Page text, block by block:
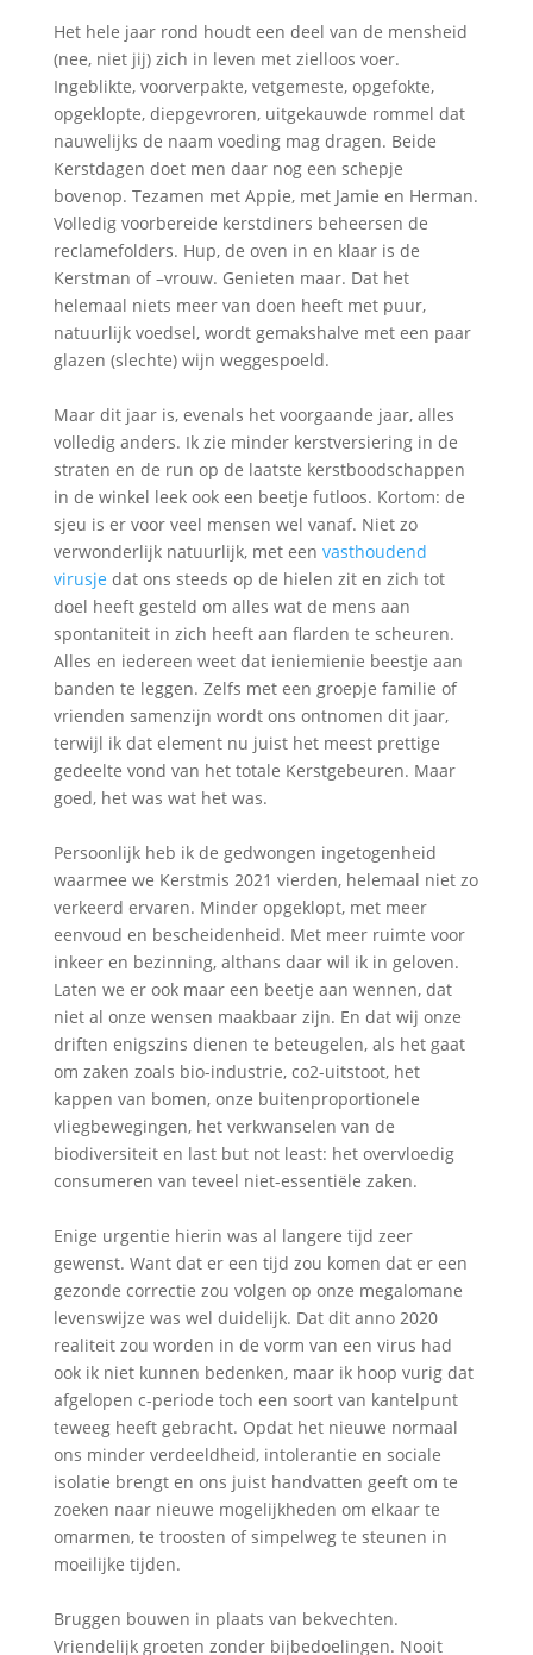
Het hele jaar rond houdt een deel van de mensheid
(nee, niet jij) zich in leven met zielloos voer.
Ingeblikte, voorverpakte, vetgemeste, opgefokte,
opgeklopte, diepgevroren, uitgekauwde rommel dat
nauwelijks de naam voeding mag dragen. Beide
Kerstdagen doet men daar nog een schepje
bovenop. Tezamen met Appie, met Jamie en Herman.
Volledig voorbereide kerstdiners beheersen de
reclamefolders. Hup, de oven in en klaar is de
Kerstman of –vrouw. Genieten maar. Dat het
helemaal niets meer van doen heeft met puur,
natuurlijk voedsel, wordt gemakshalve met een paar
glazen (slechte) wijn weggespoeld.
Maar dit jaar is, evenals het voorgaande jaar, alles
volledig anders. Ik zie minder kerstversiering in de
straten en de run op de laatste kerstboodschappen
in de winkel leek ook een beetje futloos. Kortom: de
sjeu is er voor veel mensen wel vanaf. Niet zo
verwonderlijk natuurlijk, met een vasthoudend
virusje dat ons steeds op de hielen zit en zich tot
doel heeft gesteld om alles wat de mens aan
spontaniteit in zich heeft aan flarden te scheuren.
Alles en iedereen weet dat ieniemienie beestje aan
banden te leggen. Zelfs met een groepje familie of
vrienden samenzijn wordt ons ontnomen dit jaar,
terwijl ik dat element nu juist het meest prettige
gedeelte vond van het totale Kerstgebeuren. Maar
goed, het was wat het was.
Persoonlijk heb ik de gedwongen ingetogenheid
waarmee we Kerstmis 2021 vierden, helemaal niet zo
verkeerd ervaren. Minder opgeklopt, met meer
eenvoud en bescheidenheid. Met meer ruimte voor
inkeer en bezinning, althans daar wil ik in geloven.
Laten we er ook maar een beetje aan wennen, dat
niet al onze wensen maakbaar zijn. En dat wij onze
driften enigszins dienen te beteugelen, als het gaat
om zaken zoals bio-industrie, co2-uitstoot, het
kappen van bomen, onze buitenproportionele
vliegbewegingen, het verkwanselen van de
biodiversiteit en last but not least: het overvloedig
consumeren van teveel niet-essentiële zaken.
Enige urgentie hierin was al langere tijd zeer
gewenst. Want dat er een tijd zou komen dat er een
gezonde correctie zou volgen op onze megalomane
levenswijze was wel duidelijk. Dat dit anno 2020
realiteit zou worden in de vorm van een virus had
ook ik niet kunnen bedenken, maar ik hoop vurig dat
afgelopen c-periode toch een soort van kantelpunt
teweeg heeft gebracht. Opdat het nieuwe normaal
ons minder verdeeldheid, intolerantie en sociale
isolatie brengt en ons juist handvatten geeft om te
zoeken naar nieuwe mogelijkheden om elkaar te
omarmen, te troosten of simpelweg te steunen in
moeilijke tijden.
Bruggen bouwen in plaats van bekvechten.
Vriendelijk groeten zonder bijbedoelingen. Nooit